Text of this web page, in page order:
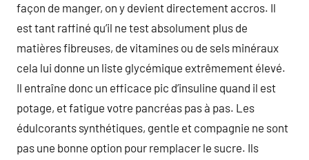
façon de manger, on y devient directement accros. Il
est tant raffiné qu’il ne test absolument plus de
matières fibreuses, de vitamines ou de sels minéraux
cela lui donne un liste glycémique extrêmement élevé.
Il entraîne donc un efficace pic d’insuline quand il est
potage, et fatigue votre pancréas pas à pas. Les
édulcorants synthétiques, gentle et compagnie ne sont
pas une bonne option pour remplacer le sucre. Ils